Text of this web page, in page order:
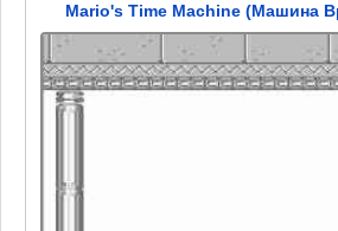
Mario's Time Machine (Машина